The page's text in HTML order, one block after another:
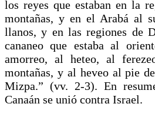
los reyes que estaban en la
montañas, y en el Arabá al
llanos, y en las regiones de
cananeo que estaba al
amorreo, al heteo, al
montañas, y al heveo al pie
Mizpa.” (vv. 2-3). En
Canaán se unió contra Israel.